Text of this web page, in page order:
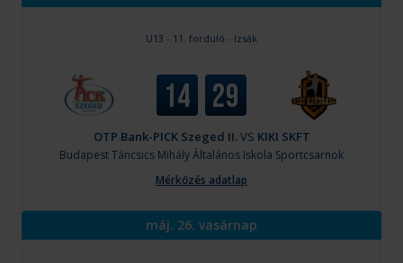
U13 - 11. forduló - Izsák
14 29
OTP Bank-PICK Szeged II.VS KIKI SKFT
BudapestTáncsics Mihály Általános Iskola Sportcsarnok
Mérkőzés adatlap
máj. 26. vasárnap